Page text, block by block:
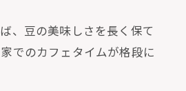
、豆の美味しさを長く保て
でのカフェタイムが格段に